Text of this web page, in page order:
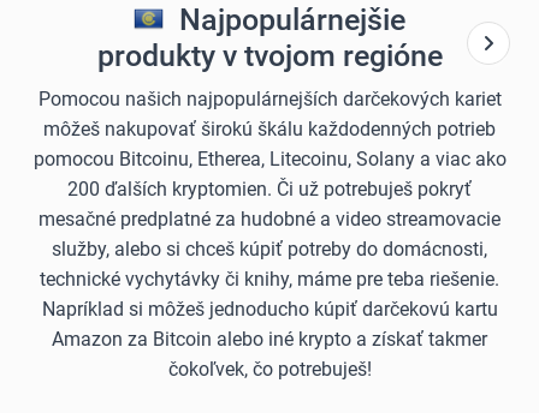
Najpopulárnejšie
produkty v tvojom regióne
Pomocou našich najpopulárnejších darčekových kariet
môžeš nakupovať širokú škálu každodenných potrieb
pomocou Bitcoinu, Etherea, Litecoinu, Solany a viac ako
200 ďalších kryptomien. Či už potrebuješ pokryť
mesačné predplatné za hudobné a video streamovacie
služby, alebo si chceš kúpiť potreby do domácnosti,
technické vychytávky či knihy, máme pre teba riešenie.
Napríklad si môžeš jednoducho kúpiť darčekovú kartu
Amazon za Bitcoin alebo iné krypto a získať takmer
čokoľvek, čo potrebuješ!